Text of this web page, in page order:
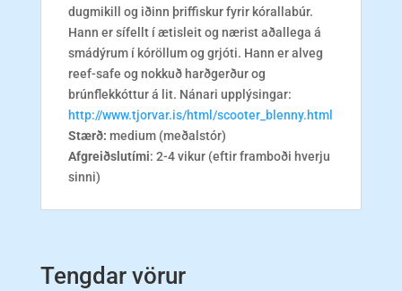
dugmikill og iðinn þriffiskur fyrir kórallabúr.
Hann er sífellt í ætisleit og nærist aðallega á
smádýrum í kóröllum og grjóti. Hann er alveg
reef-safe og nokkuð harðgerður og
brúnflekkóttur á lit. Nánari upplýsingar:
http://www.tjorvar.is/html/scooter_blenny.html
Stærð: medium (meðalstór)
Afgreiðslutími: 2-4 vikur (eftir framboði hverju
sinni)
Tengdar vörur